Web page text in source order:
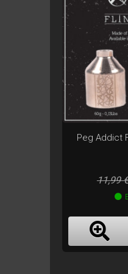
Peg Addict
Prix
11,99 €